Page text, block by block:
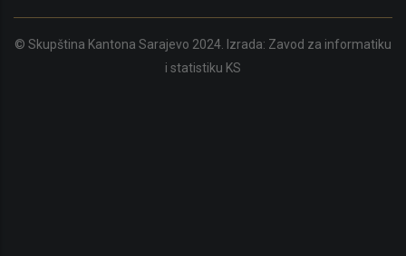
© Skupština Kantona Sarajevo 2024. Izrada: Zavod za informatiku
i statistiku KS